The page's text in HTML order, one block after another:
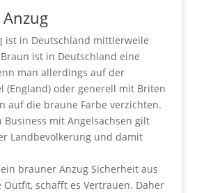
ist in Deutschland mittlerweile
ist in Deutschland eine
man allerdings auf der
(England) oder generell mit Briten
auf die braune Farbe verzichten.
mit Angelsachsen gilt
Landbevölkerung und damit
brauner Anzug Sicherheit aus
schafft es Vertrauen. Daher